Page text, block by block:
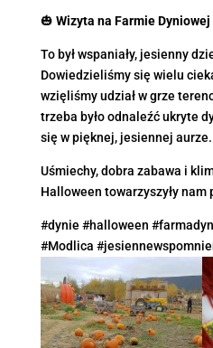
🎃 Wizyta na Farmie
To był wspaniały, jesienny
Dowiedzieliśmy się wielu
wzięliśmy udział w grze
trzeba było odnaleźć ukryte
się w pięknej, jesiennej aurze.
Uśmiechy, dobra zabawa i
Halloween towarzyszyły nam
#dynie #halloween
#Modlica